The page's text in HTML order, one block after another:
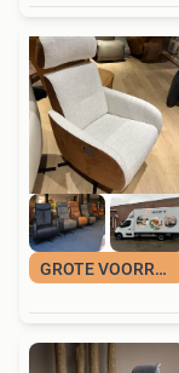
GROTE VOORRAAD